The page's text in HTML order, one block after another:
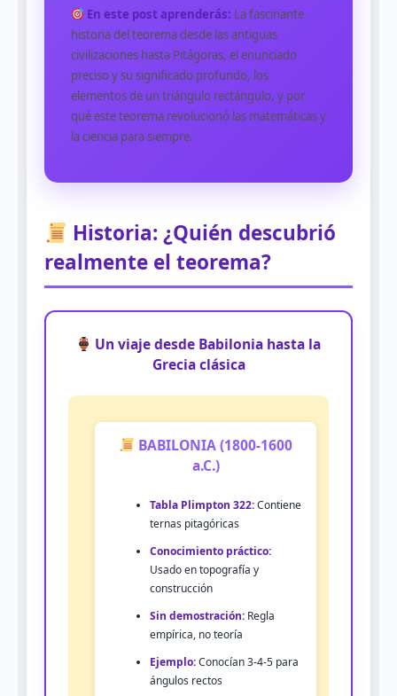
En este post aprenderás: La fascinante
historia del teorema desde las antiguas
civilizaciones hasta Pitágoras, el enunciado
preciso y su significado profundo, los
elementos de un triángulo rectángulo, y por
qué este teorema revolucionó las matemáticas y
la ciencia para siempre.
Historia: ¿Quién descubrió
realmente el teorema?
Un viaje desde Babilonia hasta la
Grecia clásica
BABILONIA (1800-1600
a.C.)
Tabla Plimpton 322:Contiene
ternas pitagóricas
Conocimiento práctico:
Usado en topografía y
construcción
Sin demostración: Regla
empírica, no teoría
Ejemplo:Conocían 3-4-5 para
ángulos rectos